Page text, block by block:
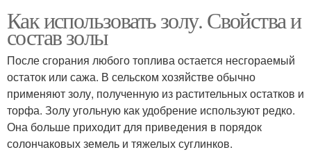
Как использовать золу. Свойства и
состав золы
После сгорания любого топлива остается несгораемый
остаток или сажа. В сельском хозяйстве обычно
применяют золу, полученную из растительных остатков и
торфа. Золу угольную как удобрение используют редко.
Она больше приходит для приведения в порядок
солончаковых земель и тяжелых суглинков.